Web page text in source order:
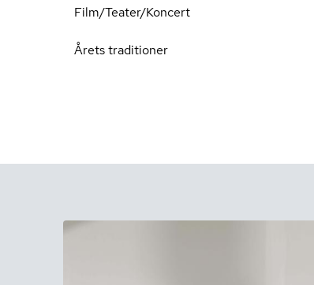
Film/Teater/Koncert
Årets traditioner